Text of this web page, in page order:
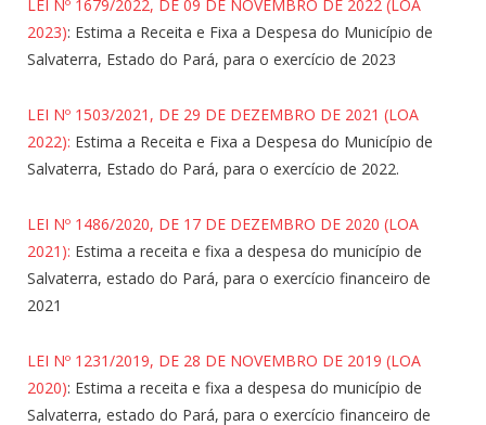
LEI Nº 1679/2022, DE 09 DE NOVEMBRO DE 2022 (LOA
2023): Estima a Receita e Fixa a Despesa do Município de
Salvaterra, Estado do Pará, para o exercício de 2023
LEI Nº 1503/2021, DE 29 DE DEZEMBRO DE 2021 (LOA
2022): Estima a Receita e Fixa a Despesa do Município de
Salvaterra, Estado do Pará, para o exercício de 2022.
LEI Nº 1486/2020, DE 17 DE DEZEMBRO DE 2020 (LOA
2021): Estima a receita e fixa a despesa do município de
Salvaterra, estado do Pará, para o exercício financeiro de
2021
LEI Nº 1231/2019, DE 28 DE NOVEMBRO DE 2019 (LOA
2020): Estima a receita e fixa a despesa do município de
Salvaterra, estado do Pará, para o exercício financeiro de